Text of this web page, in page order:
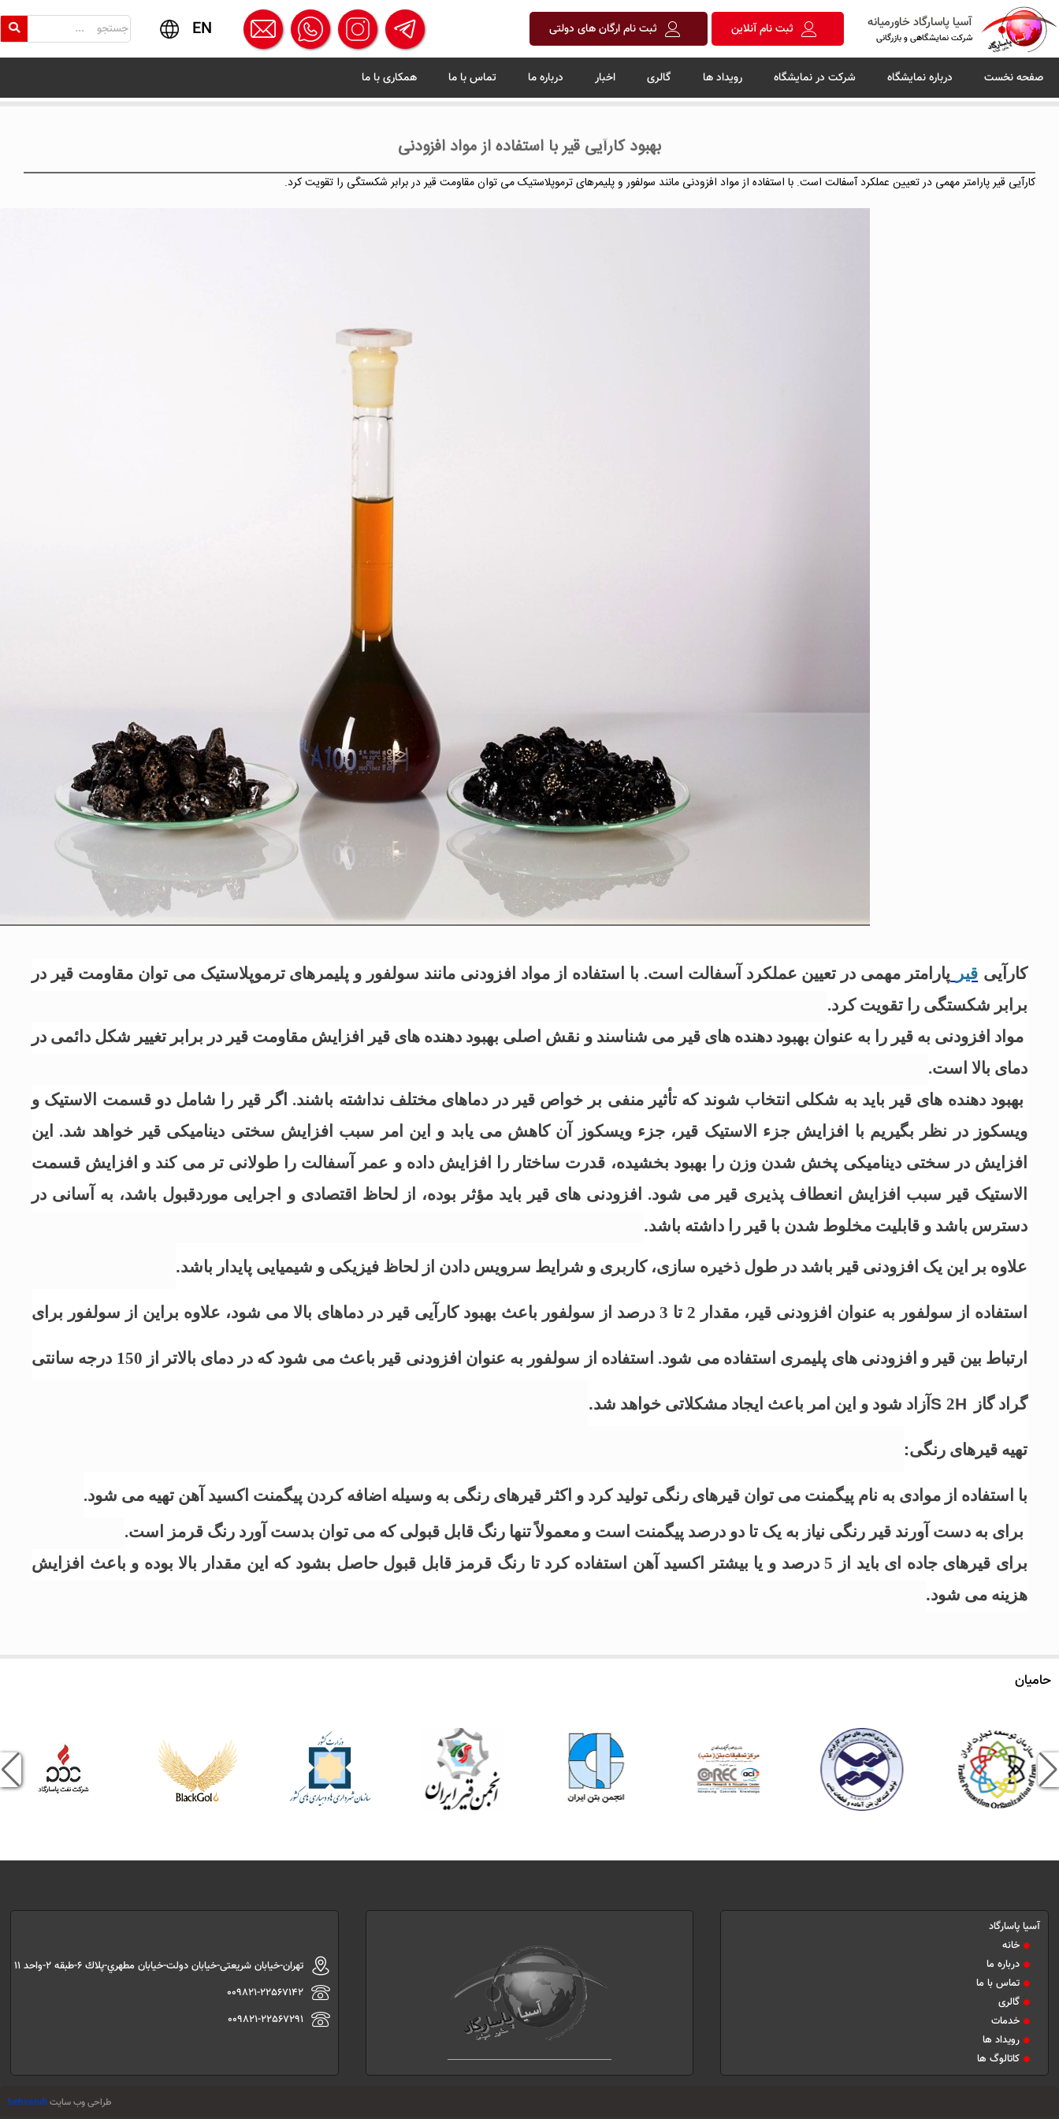
آسیا پاسارگاد خاورمیانه
شرکت نمایشگاهی و بازرگانی ثبت نام آنلاین ثبت نام ارگان های دولتی EN
صفحه نخست درباره نمایشگاه شرکت در نمایشگاه رویداد ها گالری اخبار درباره ما تماس با ما همکاری با ما
بهبود کارآیی قیر با استفاده از مواد افزودنی
کارآیی قیر پارامتر مهمی در تعیین عملکرد آسفالت است. با استفاده از مواد افزودنی مانند سولفور و پلیمرهای ترموپلاستیک می توان مقاومت قیر در برابر شکستگی را تقویت کرد.
کارآیی قیر پارامتر مهمی در تعیین عملکرد آسفالت است. با استفاده از مواد افزودنی مانند سولفور و پلیمرهای ترموپلاستیک می توان مقاومت قیر در
برابر شکستگی را تقویت کرد.
مواد افزودنی به قیر را به عنوان بهبود دهنده های قیر می شناسند و نقش اصلی بهبود دهنده های قیر افزایش مقاومت قیر در برابر تغییر شکل دائمی در
دمای بالا است.
بهبود دهنده های قیر باید به شکلی انتخاب شوند که تأثیر منفی بر خواص قیر در دماهای مختلف نداشته باشند. اگر قیر را شامل دو قسمت الاستیک و
ویسکوز در نظر بگیریم با افزایش جزء الاستیک قیر، جزء ویسکوز آن کاهش می یابد و این امر سبب افزایش سختی دینامیکی قیر خواهد شد. این
افزایش در سختی دینامیکی پخش شدن وزن را بهبود بخشیده، قدرت ساختار را افزایش داده و عمر آسفالت را طولانی تر می کند و افزایش قسمت
الاستیک قیر سبب افزایش انعطاف پذیری قیر می شود. افزودنی های قیر باید مؤثر بوده، از لحاظ اقتصادی و اجرایی موردقبول باشد، به آسانی در
دسترس باشد و قابلیت مخلوط شدن با قیر را داشته باشد.
علاوه بر این یک افزودنی قیر باشد در طول ذخیره سازی، کاربری و شرایط سرویس دادن از لحاظ فیزیکی و شیمیایی پایدار باشد.
استفاده از سولفور به عنوان افزودنی قیر، مقدار 2 تا 3 درصد از سولفور باعث بهبود کارآیی قیر در دماهای بالا می شود، علاوه براین از سولفور برای
ارتباط بین قیر و افزودنی های پلیمری استفاده می شود. استفاده از سولفور به عنوان افزودنی قیر باعث می شود که در دمای بالاتر از 150 درجه سانتی
گراد گاز H
2
S آزاد شود و این امر باعث ایجاد مشکلاتی خواهد شد.
تهیه قیرهای رنگی:
با استفاده از موادی به نام پیگمنت می توان قیرهای رنگی تولید کرد و اکثر قیرهای رنگی به وسیله اضافه کردن پیگمنت اکسید آهن تهیه می شود.
برای به دست آورند قیر رنگی نیاز به یک تا دو درصد پیگمنت است و معمولاً تنها رنگ قابل قبولی که می توان بدست آورد رنگ قرمز است.
برای قیرهای جاده ای باید از 5 درصد و یا بیشتر اکسید آهن استفاده کرد تا رنگ قرمز قابل قبول حاصل بشود که این مقدار بالا بوده و باعث افزایش
هزینه می شود.
حامیان
آسیا پاسارگاد
خانه
درباره ما
تماس با ما
گالری
خدمات
رویداد ها
کاتالوگ ها
تهران-خیابان شریعتی-خیابان دولت-خیابان مطهري-پلاك 6-طبقه 2-واحد 11
009821-22567142
009821-22567291
طراحی وب سایتbehvandi